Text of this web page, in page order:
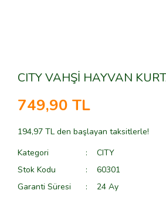
CITY VAHŞİ HAYVAN
749,90 TL
194,97 TL den başlayan taksitlerle!
Kategori
CITY
Stok Kodu
60301
Garanti Süresi
24 Ay